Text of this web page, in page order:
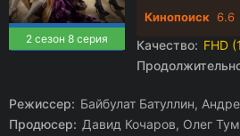
2 сезон 8 серия
Кинопоиск 6.6
Качество: FHD
Режиссер: Байбулат Батуллин,
Продюсер: Давид Кочаров, Олег